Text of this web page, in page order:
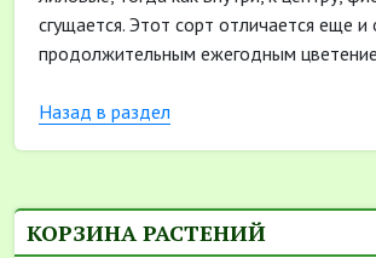
сгущается. Этот сорт отличается еще и
продолжительным ежегодным
Назад в раздел
КОРЗИНА РАСТЕНИЙ